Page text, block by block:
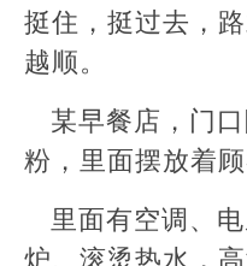
挺住，挺过去，
越顺。
某早餐店，门
粉，里面摆放着顾
里面有空调、
炉、滚烫热水，高